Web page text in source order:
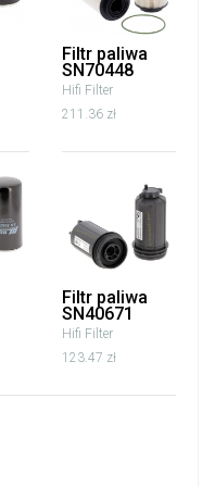
Filtr paliwa
SN70448
Hifi Filter
211.36 zł
Filtr paliwa
SN40671
Hifi Filter
123.47 zł